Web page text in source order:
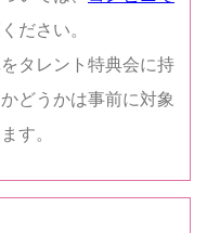
ださい。
タレント特典会に持
どうかは事前に対象
す。